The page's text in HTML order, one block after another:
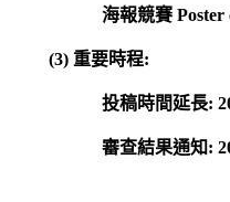
海報競賽 Poster
(3) 重要時程:
投稿時間延長: 2026年5
審查結果通知: 2026